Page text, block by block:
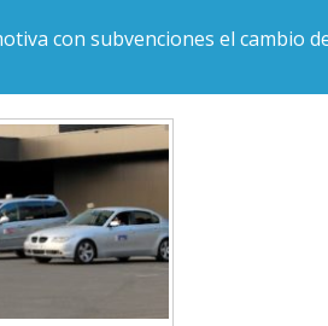
con subvenciones el cambio